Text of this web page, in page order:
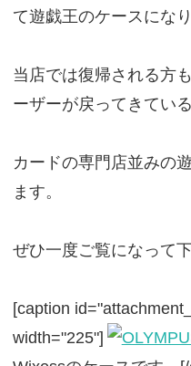
て遊戯王のケースにな
当店では復帰される方
ーザーが戻ってきてい
カードの専門店並みの
ます。
ぜひ一度ご覧になって下
[caption
width="225"]